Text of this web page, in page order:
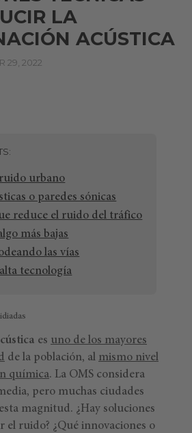
LA
ACÚSTICA
29, 2022
urbano
o paredes sónicas
reduce el ruido del tráfico
más bajas
las vías
tecnología
es uno de los mayores
de la población, al mismo nivel
química. La OMS considera
pero muchas ciudades
magnitud. ¿Hay soluciones
el ruido? ¿Qué innovaciones o